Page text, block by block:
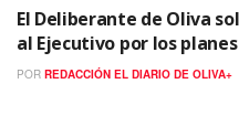
El Deliberante de Oliva
al Ejecutivo por los
POR REDACCIÓN EL DIARIO DE OLIVA+